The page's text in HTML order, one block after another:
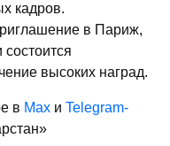
кадров.
в Париж,
состоится
высоких наград.
в Max и Telegram-